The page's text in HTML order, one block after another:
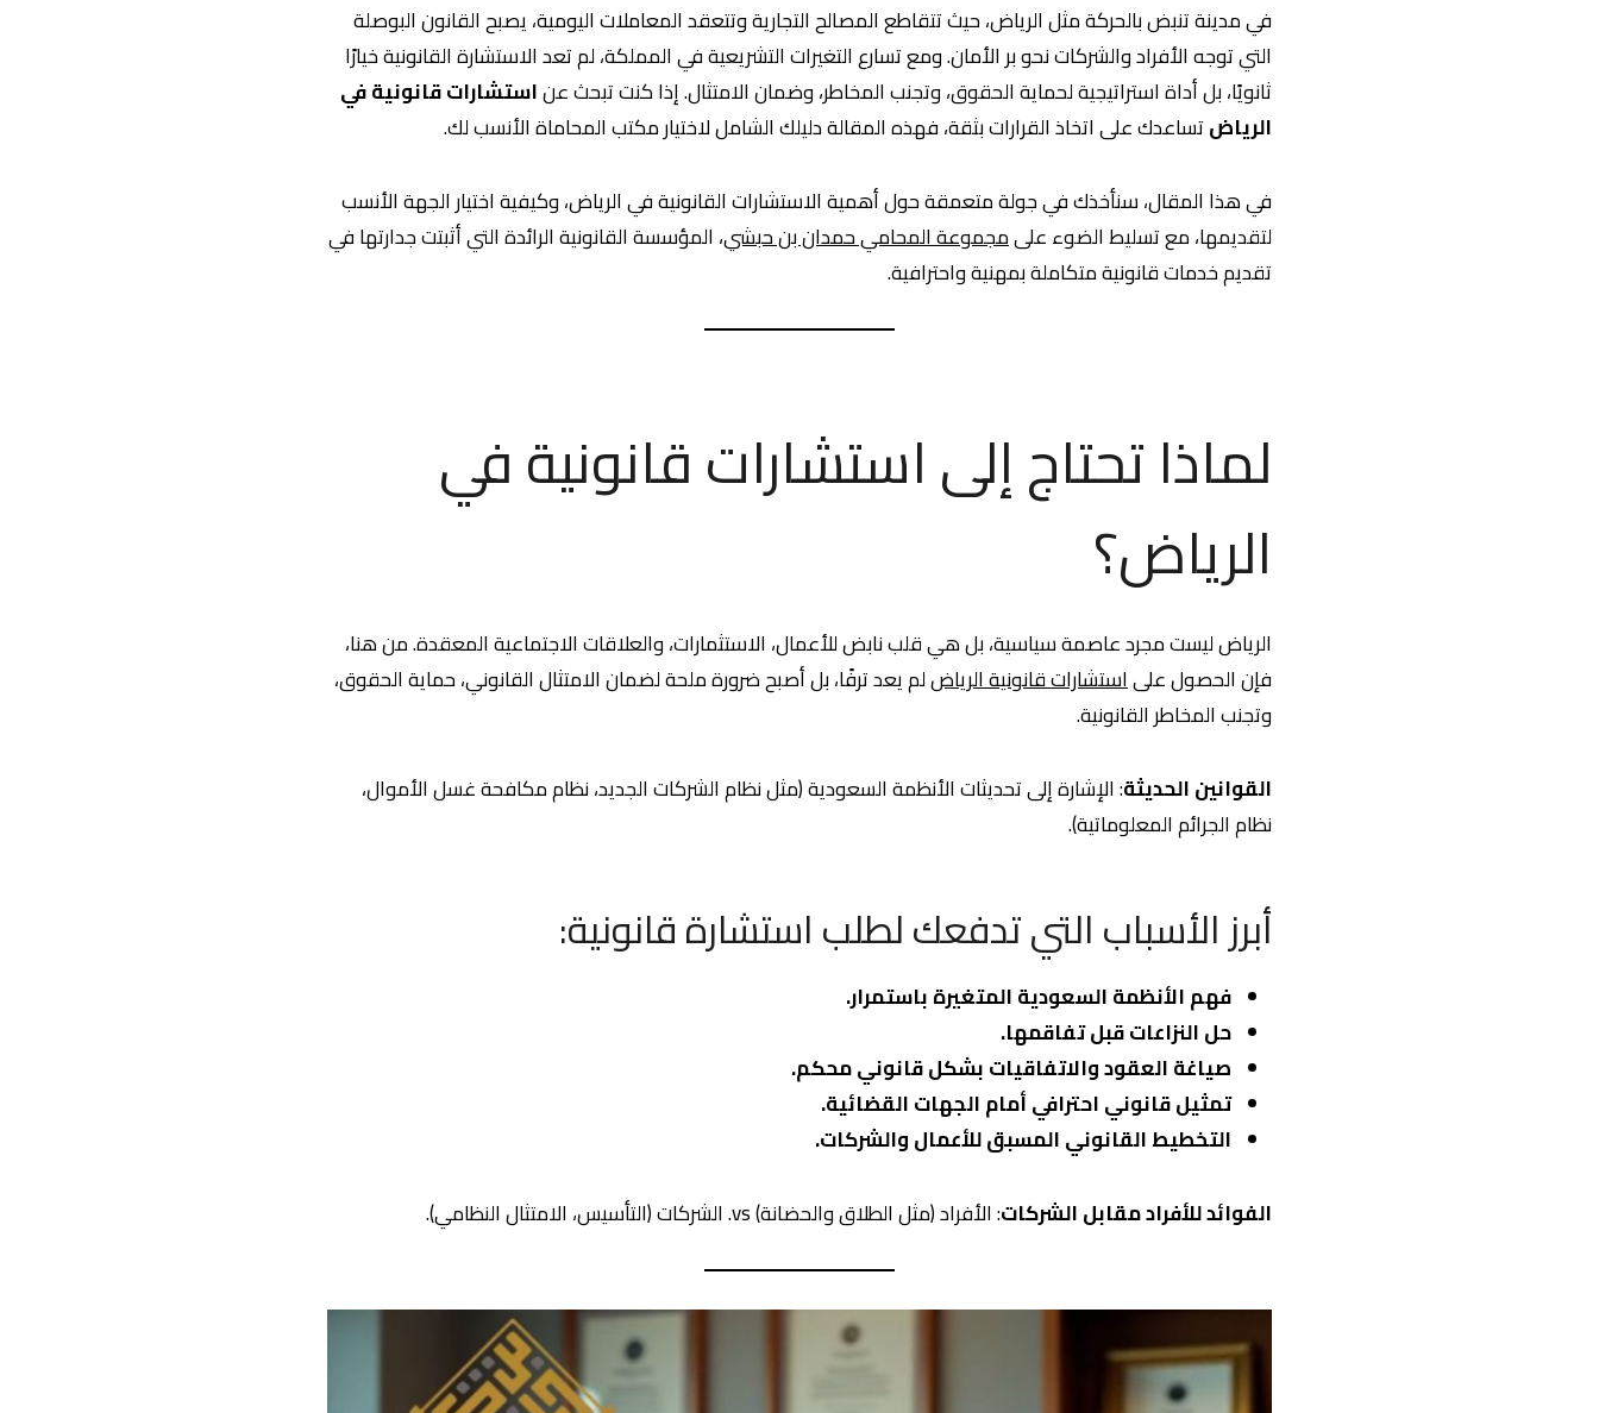
في مدينة تنبض بالحركة مثل الرياض، حيث تتقاطع المصالح التجارية وتتعقد المعاملات اليومية، يصبح القانون البوصلة
التي توجه الأفراد والشركات نحو بر الأمان. ومع تسارع التغيرات التشريعية في المملكة، لم تعد الاستشارة القانونية خيارًا
ثانويًا، بل أداة استراتيجية لحماية الحقوق، وتجنب المخاطر، وضمان الامتثال. إذا كنت تبحث عناستشارات قانونية في
الرياضتساعدك على اتخاذ القرارات بثقة، فهذه المقالة دليلك الشامل لاختيار مكتب المحاماة الأنسب لك.
في هذا المقال، سنأخذك في جولة متعمقة حول أهمية الاستشارات القانونية في الرياض، وكيفية اختيار الجهة الأنسب
لتقديمها، مع تسليط الضوء علىمجموعة المحامي حمدان بن حبشي، المؤسسة القانونية الرائدة التي أثبتت جدارتها في
تقديم خدمات قانونية متكاملة بمهنية واحترافية.
لماذا تحتاج إلى استشارات قانونية في
الرياض؟
الرياض ليست مجرد عاصمة سياسية، بل هي قلب نابض للأعمال، الاستثمارات، والعلاقات الاجتماعية المعقدة. من هنا،
فإن الحصول علىاستشارات قانونية الرياضلم يعد ترفًا، بل أصبح ضرورة ملحة لضمان الامتثال القانوني، حماية الحقوق،
وتجنب المخاطر القانونية.
القوانين الحديثة: الإشارة إلى تحديثات الأنظمة السعودية (مثل نظام الشركات الجديد، نظام مكافحة غسل الأموال،
نظام الجرائم المعلوماتية).
أبرز الأسباب التي تدفعك لطلب استشارة قانونية:
فهم الأنظمة السعودية المتغيرة باستمرار.
حل النزاعات قبل تفاقمها.
صياغة العقود والاتفاقيات بشكل قانوني محكم.
تمثيل قانوني احترافي أمام الجهات القضائية.
التخطيط القانوني المسبق للأعمال والشركات.
الفوائد للأفراد مقابل الشركات: الأفراد (مثل الطلاق والحضانة) vs. الشركات (التأسيس، الامتثال النظامي).